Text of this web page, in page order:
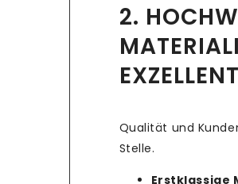
2.
Qualität und
Stelle.
Erstklassige